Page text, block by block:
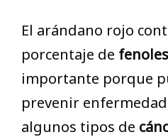
El arándano rojo
porcentaje de
importante porque
prevenir
algunos tipos de